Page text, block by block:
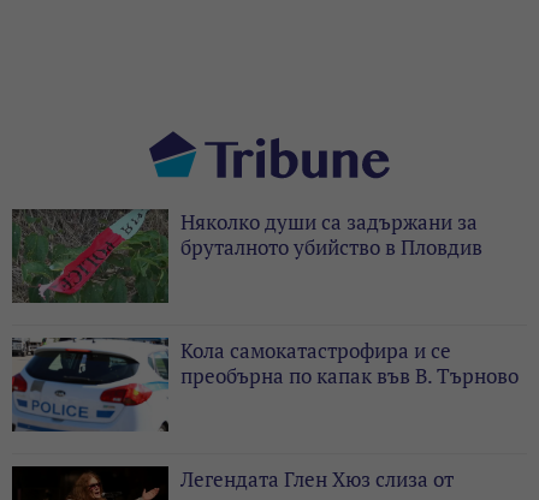
Няколко души са задържани за
бруталното убийство в Пловдив
Кола самокатастрофира и се
преобърна по капак във В. Търново
Легендата Глен Хюз слиза от